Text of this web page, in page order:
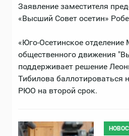
Заявление заместителя
«Высший Совет осетин»
«Юго-Осетинское
общественного движения
поддерживает решение
Тибилова баллотироваться
РЮО на второй срок.